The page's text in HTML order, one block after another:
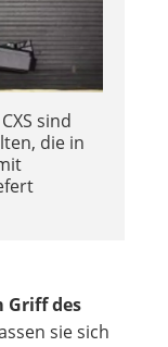
sind
die in
Griff des
sie sich